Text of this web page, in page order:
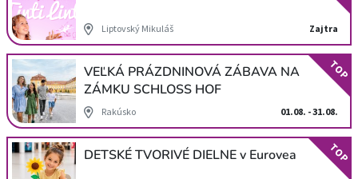
Liptovský Mikuláš Zajtra
VEĽKÁ PRÁZDNINOVÁ ZÁBAVA NA
ZÁMKU SCHLOSS HOF
Rakúsko 01.08. - 31.08.
TOP
DETSKÉ TVORIVÉ DIELNE v Eurovea TOP